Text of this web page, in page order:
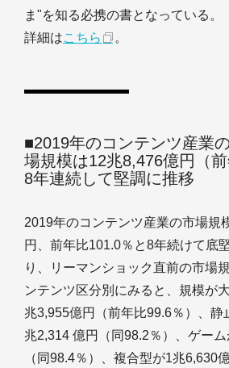
ま"を知る必携の書となっている。
詳細はこちら 。
■2019年のコンテンツ産業
場規模は12兆8,476億円（前
8年連続して堅調に推移
2019年のコンテンツ産業の市場規
円、前年比101.0％と8年続けて底
り、リーマンショック直前の市場
ンテンツ区分別にみると、規模が
兆3,955億円（前年比99.6％）、静
兆2,314 億円（同98.2％）、ゲー
（同98.4％）、複合型が1兆6,630